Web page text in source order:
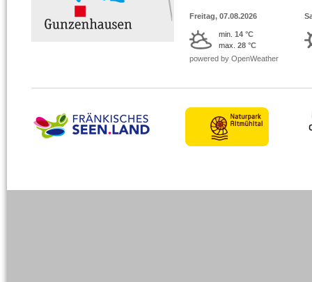
Freitag, 07.08.2026
min. 14 °C
max. 28 °C
powered by OpenWeather